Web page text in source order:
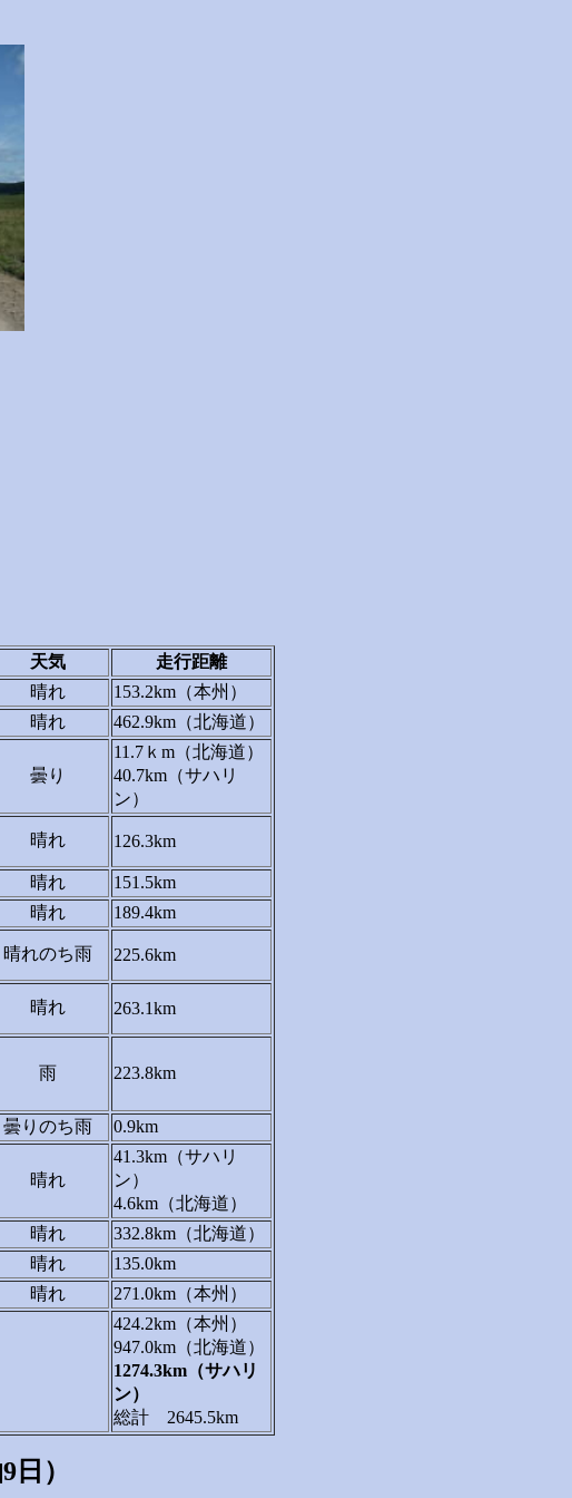
天気
走行距離
晴れ
153.2km（本州）
晴れ 462.9km（北海道）
曇り
11.7ｋm（北海道）
40.7km（サハリ
ン）
晴れ 126.3km
晴れ
151.5km
晴れ 189.4km
晴れのち雨 225.6km
晴れ 263.1km
雨 223.8km
曇りのち雨 0.9km
晴れ
41.3km（サハリ
ン）
4.6km（北海道）
晴れ
332.8km（北海道）
晴れ
135.0km
晴れ 271.0km（本州）
424.2km（本州）
947.0km（北海道）
1274.3km（サハリ
ン）
総計 2645.5km
）